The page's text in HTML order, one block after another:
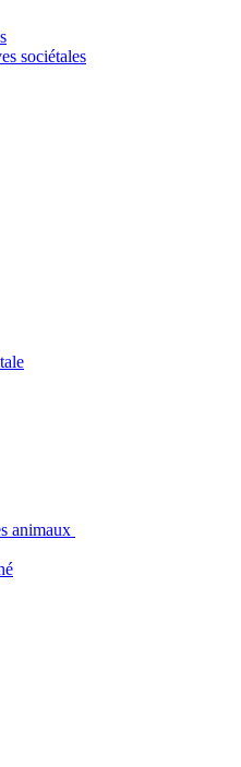
sociétales
animaux